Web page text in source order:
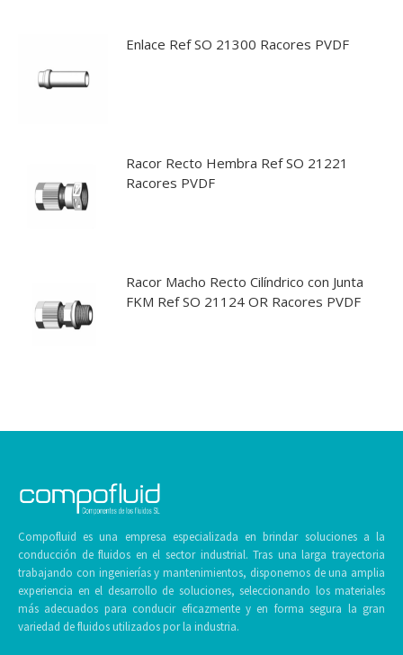
Enlace Ref SO 21300 Racores PVDF
Racor Recto Hembra Ref SO 21221
Racores PVDF
Racor Macho Recto Cilíndrico con Junta
FKM Ref SO 21124 OR Racores PVDF
Compofluid es una empresa especializada en brindar soluciones a la
conducción de fluidos en el sector industrial. Tras una larga trayectoria
trabajando con ingenierías y mantenimientos, disponemos de una amplia
experiencia en el desarrollo de soluciones, seleccionando los materiales
más adecuados para conducir eficazmente y en forma segura la gran
variedad de fluidos utilizados por la industria.